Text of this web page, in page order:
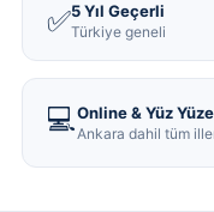
✅5 Yıl Geçerli
Türkiye geneli
💻Online & Yüz Yüze
Ankara dahil tüm